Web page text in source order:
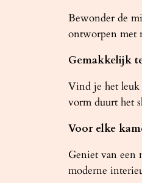
Bewonder de
ontworpen met
Gemakkelijk
Vind je het leuk
vorm duurt het
Voor elke
Geniet van een
moderne